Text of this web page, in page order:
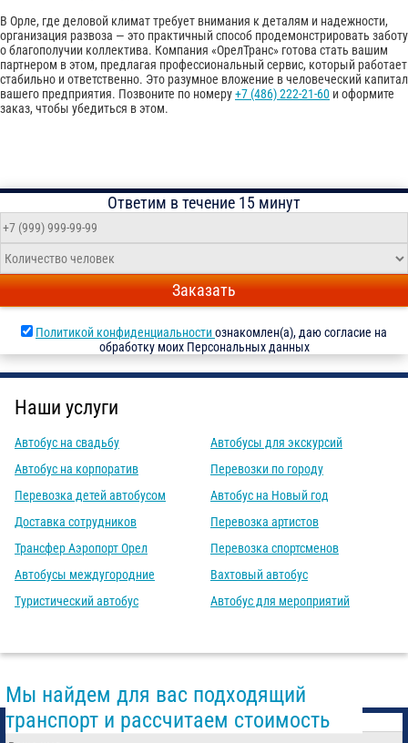
В Орле, где деловой климат требует внимания к деталям и надежности,
организация развоза — это практичный способ продемонстрировать заботу
о благополучии коллектива. Компания «ОрелТранс» готова стать вашим
партнером в этом, предлагая профессиональный сервис, который работает
стабильно и ответственно. Это разумное вложение в человеческий капитал
вашего предприятия. Позвоните по номеру+7 (486) 222-21-60 и оформите
заказ, чтобы убедиться в этом.
Ответим в течение 15 минут
Заказать
Политикой конфиденциальностиознакомлен(а), даю согласие на
обработку моих Персональных данных
Наши услуги
Автобус на свадьбу
Автобус на корпоратив
Перевозка детей автобусом
Доставка сотрудников
Трансфер Аэропорт Орел
Автобусы междугородние
Туристический автобус
Автобусы для экскурсий
Перевозки по городу
Автобус на Новый год
Перевозка артистов
Перевозка спортсменов
Вахтовый автобус
Автобус для мероприятий
Мы найдем для вас подходящий
транспорт и рассчитаем стоимость